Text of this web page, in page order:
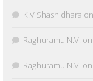
K.V Shashidhara on
Raghuramu N.V. on
Raghuramu N.V. on